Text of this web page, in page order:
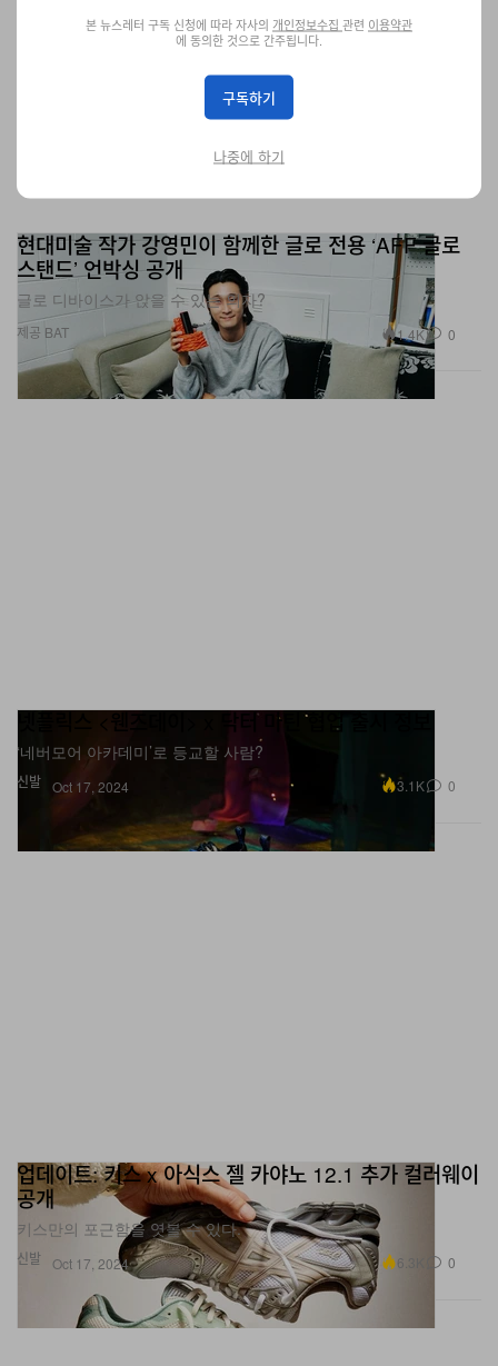
현대미술 작가 강영민이 함께한 글로 전용 ‘AFF 글로
스탠드’ 언박싱 공개
글로 디바이스가 앉을 수 있는 의자?
제공 BAT 1.4K 0
신발
넷플릭스 <웬즈데이> x 닥터 마틴 협업 출시 정보
‘네버모어 아카데미’로 등교할 사람?
Oct 17, 2024 3.1K 0
신발
업데이트: 키스 x 아식스 젤 카야노 12.1 추가 컬러웨이
공개
키스만의 포근함을 엿볼 수 있다.
Oct 17, 2024 6.3K 0
본 뉴스레터 구독 신청에 따라 자사의 개인정보수집 관련 이용약관
에 동의한 것으로 간주됩니다.
구독하기
나중에 하기